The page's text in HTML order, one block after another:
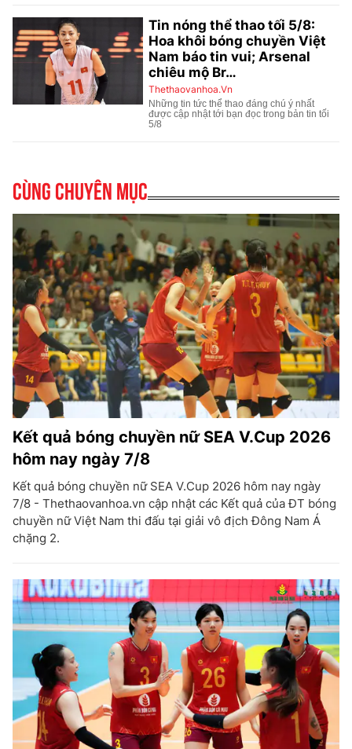
Cùng chuyên mục
Kết quả bóng chuyền nữ SEA V.Cup 2026
hôm nay ngày 7/8
Kết quả bóng chuyền nữ SEA V.Cup 2026 hôm nay ngày
7/8 - Thethaovanhoa.vn cập nhật các Kết quả của ĐT bóng
chuyền nữ Việt Nam thi đấu tại giải vô địch Đông Nam Á
chặng 2.